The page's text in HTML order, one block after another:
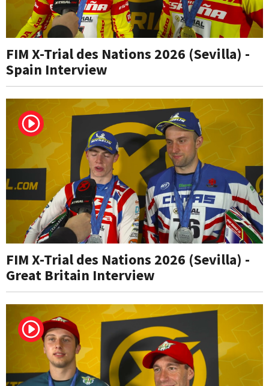
FIM X-Trial des Nations 2026 (Sevilla) -
Spain Interview
FIM X-Trial des Nations 2026 (Sevilla) -
Great Britain Interview